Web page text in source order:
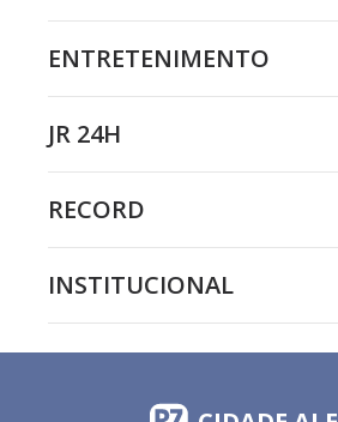
ENTRETENIMENTO
JR 24H
RECORD
INSTITUCIONAL